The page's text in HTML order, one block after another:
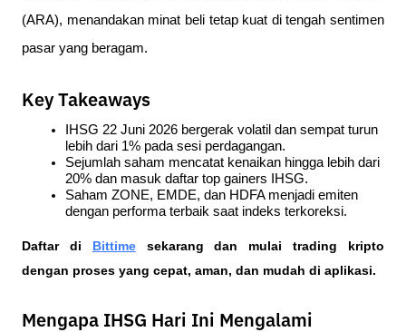
(ARA), menandakan minat beli tetap kuat di tengah sentimen
pasar yang beragam.
Key Takeaways
IHSG 22 Juni 2026 bergerak volatil dan sempat turun
lebih dari 1% pada sesi perdagangan.
Sejumlah saham mencatat kenaikan hingga lebih dari
20% dan masuk daftar top gainers IHSG.
Saham ZONE, EMDE, dan HDFA menjadi emiten
dengan performa terbaik saat indeks terkoreksi.
Daftar di Bittime sekarang dan mulai trading kripto
dengan proses yang cepat, aman, dan mudah di aplikasi.
Mengapa IHSG Hari Ini Mengalami